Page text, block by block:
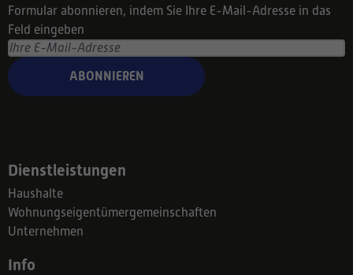
Formular abonnieren, indem Sie Ihre E-Mail-Adresse in das
Feld eingeben
ABONNIEREN
Dienstleistungen
Haushalte
Wohnungseigentümergemeinschaften
Unternehmen
Info